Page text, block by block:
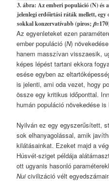
3. ábra: Az emberi populáció (N) és
jelenlegi erdőirtási ráták mellett,
sokkal konzervatívabb (piros; β
Az egyenleteket ezen
ember populáció (N)
hanem masszívan visszaesik,
képes lépést tartani ekkora
esése egyben az
is jelenti, ami oda vezet, hogy
össze egy kritikus időponttal.
humán populáció növekedése
Nyilván ez egy egyszerűsített,
sok elhanyagolással, amik
kilátásainkat. Ezeket majd a
Húsvét-sziget példája
ott ugyanis hasonló
Nuicivilizáció vélt